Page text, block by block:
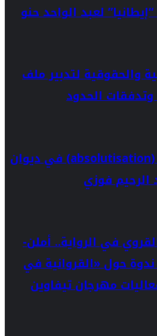
لعبد الواحد حنو
والحقوقية لتدبير ملف
وتدفقات الحدود
شعرية الإطلاق (absolutisation) في ديوان
الرحيم فوزي
في الرواية.. أملن-
حول «القروانية في
مهرجان تيفاوين